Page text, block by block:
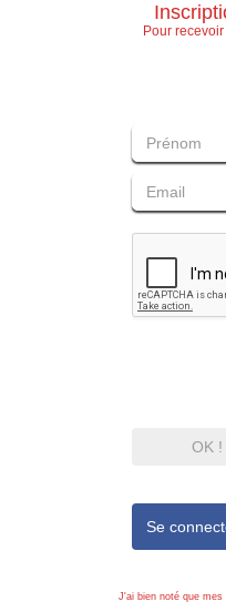
Pour
OK
Se
J'ai bien noté que